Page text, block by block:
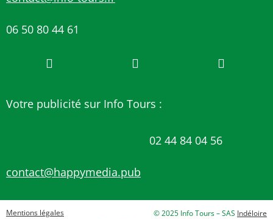
06 50 80 44 61
Votre publicité sur Info Tours :
02 44 84 04 56
contact@happymedia.pub
Mentions légales © 2025 Info Tours – SAS Indéloire